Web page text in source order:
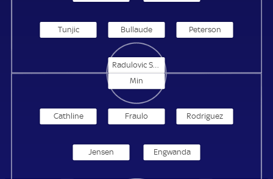
Tunjic Bullaude Peterson
Radulovic Samoukovic
Engwanda
Jensen
Rodriguez
Fraulo
Cathline
Min